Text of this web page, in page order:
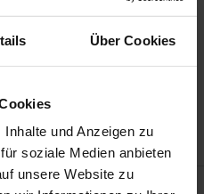
Über Cookies
und Anzeigen zu
soziale Medien anbieten
unsere Website zu